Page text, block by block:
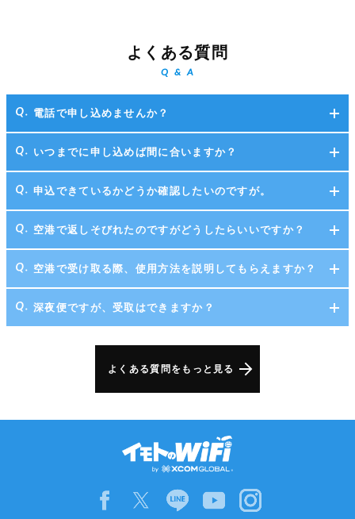
よくある質問
Q & A
電話で申し込めませんか？
いつまでに申し込めば間に合いますか？
申込できているかどうか確認したいのですが。
空港で返しそびれたのですがどうしたらいいですか？
空港で受け取る際、使用方法を説明してもらえますか？
深夜便ですが、受取はできますか？
よくある質問をもっと見る